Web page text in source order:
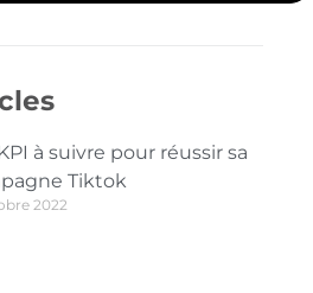
à suivre pour réussir sa
Tiktok
2022